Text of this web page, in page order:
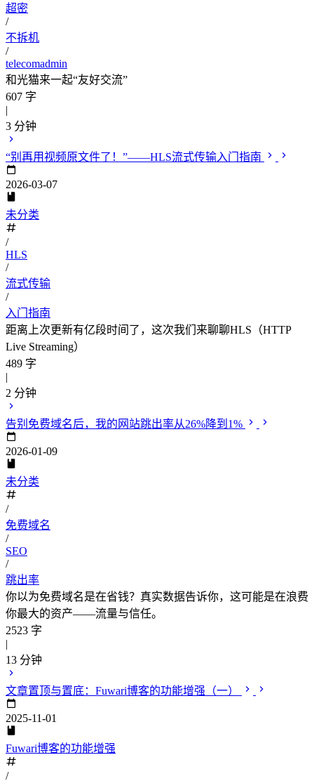
超密
/
不拆机
/
telecomadmin
和光猫来一起“友好交流”
607 字
|
3 分钟
“别再用视频原文件了！”——HLS流式传输入门指南
2026-03-07
未分类
/
HLS
/
流式传输
/
入门指南
距离上次更新有亿段时间了，这次我们来聊聊HLS（HTTP
Live Streaming）
489 字
|
2 分钟
告别免费域名后，我的网站跳出率从26%降到1%
2026-01-09
未分类
/
免费域名
/
SEO
/
跳出率
你以为免费域名是在省钱？真实数据告诉你，这可能是在浪费
你最大的资产——流量与信任。
2523 字
|
13 分钟
文章置顶与置底：Fuwari博客的功能增强（一）
2025-11-01
Fuwari博客的功能增强
/